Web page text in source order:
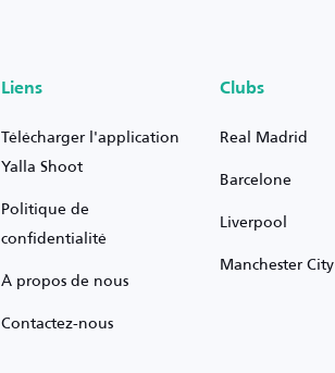
Liens
Télécharger l'application
Yalla Shoot
Politique de
confidentialité
À propos de nous
Contactez-nous
Clubs
Real Madrid
Barcelone
Liverpool
Manchester City